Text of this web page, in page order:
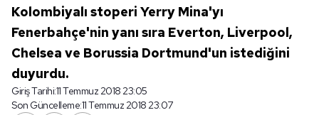
Kolombiyalı stoperi Yerry Mina'yı
Fenerbahçe'nin yanı sıra Everton, Liverpool,
Chelsea ve Borussia Dortmund'un istediğini
duyurdu.
Giriş Tarihi:11 Temmuz 2018 23:05
Son Güncelleme:11 Temmuz 2018 23:07